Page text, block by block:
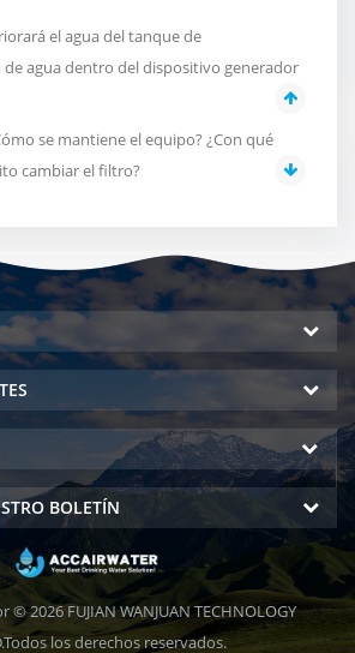
el agua del tanque de
agua dentro del dispositivo generador
se mantiene el equipo? ¿Con qué
cambiar el filtro?
BOLETÍN
2026 FUJIAN WANJUAN TECHNOLOGY
los derechos reservados.